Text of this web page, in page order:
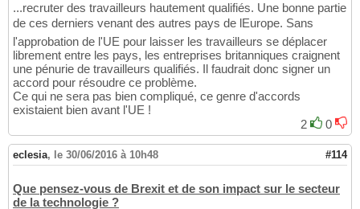
...recruter des travailleurs hautement qualifiés. Une bonne partie
de ces derniers venant des autres pays de lEurope. Sans
l'approbation de l'UE pour laisser les travailleurs se déplacer
librement entre les pays, les entreprises britanniques craignent
une pénurie de travailleurs qualifiés. Il faudrait donc signer un
accord pour résoudre ce problème.
Ce qui ne sera pas bien compliqué, ce genre d'accords
existaient bien avant l'UE !
2
0
eclesia, le 30/06/2016 à 10h48 #114
Que pensez-vous de Brexit et de son impact sur le secteur
de la technologie ?